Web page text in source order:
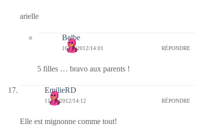
arielle
Belbe
16/09/2012/14:01 RÉPONDRE
5 filles … bravo aux parents !
EmilieRD
11/09/2012/14:12 RÉPONDRE
Elle est mignonne comme tout!